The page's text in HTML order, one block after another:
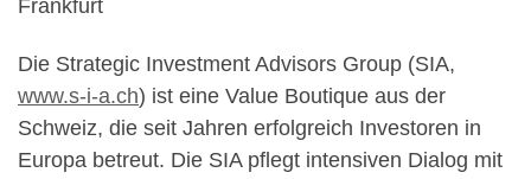
Frankfurt
Die Strategic Investment Advisors Group (SIA,
www.s-i-a.ch) ist eine Value Boutique aus der
Schweiz, die seit Jahren erfolgreich Investoren in
Europa betreut. Die SIA pflegt intensiven Dialog mit